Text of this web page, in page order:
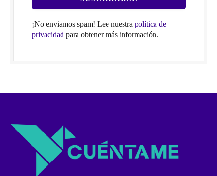
¡No enviamos spam! Lee nuestra política de
privacidad para obtener más información.